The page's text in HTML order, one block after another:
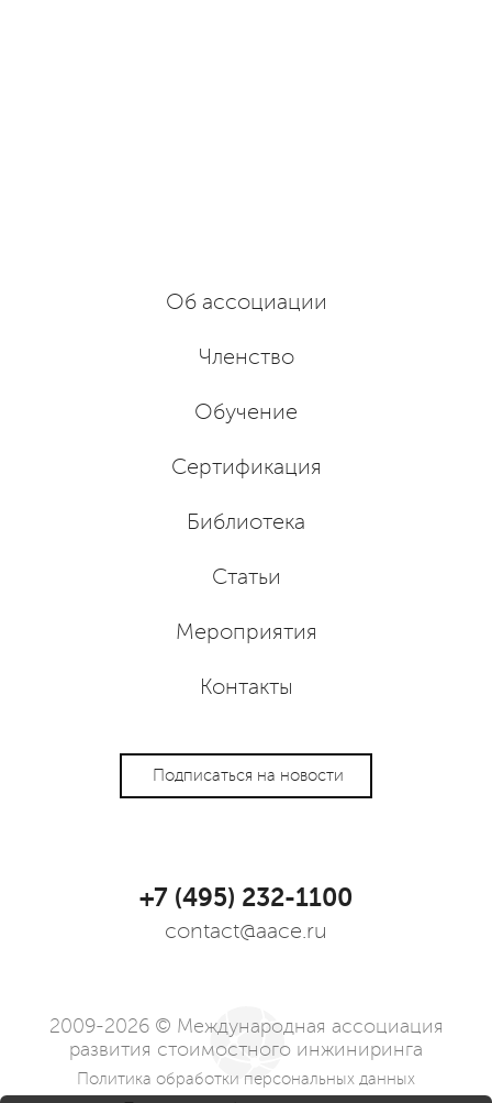
Об ассоциации
Членство
Обучение
Сертификация
Библиотека
Статьи
Мероприятия
Контакты
Подписаться на новости
+7 (495) 232-1100
contact@aace.ru
2009-2026 © Международная ассоциация
развития стоимостного инжиниринга
Политика обработки персональных данных